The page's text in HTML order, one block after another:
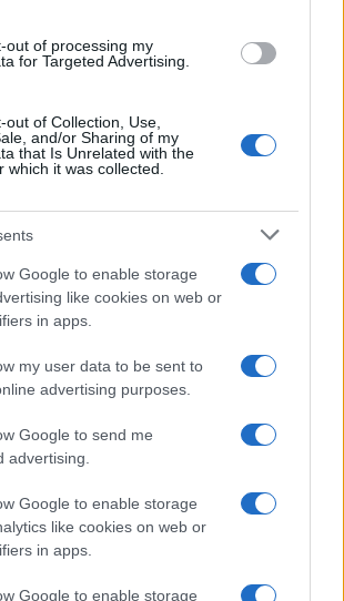
out of processing my
for Targeted Advertising.
out of Collection, Use,
and/or Sharing of my
that Is Unrelated with the
which it was collected.
Google to enable storage
like cookies on web or
in apps.
my user data to be sent to
advertising purposes.
Google to send me
advertising.
Google to enable storage
like cookies on web or
in apps.
Google to enable storage
per viaggiare in mondi